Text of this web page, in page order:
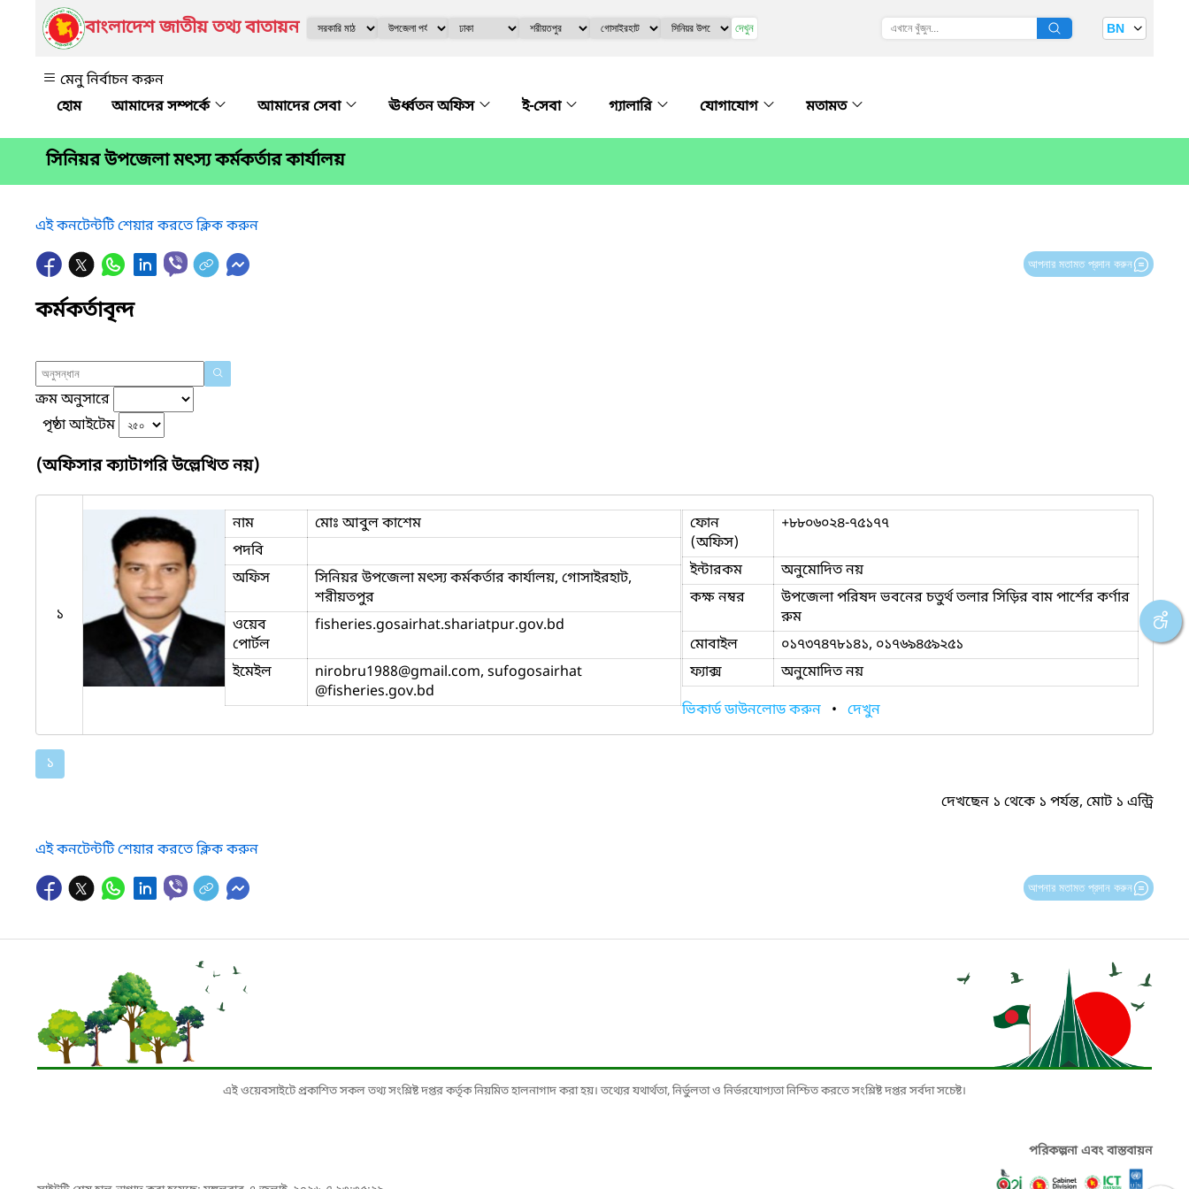
বাংলাদেশ জাতীয় তথ্য বাতায়ন দেখুন BN
মেনু নির্বাচন করুন
আমাদের সম্পর্কে
আমাদের সেবা ঊর্ধ্বতন অফিস ই-সেবা গ্যালারি যোগাযোগ মতামত
সিনিয়র উপজেলা মৎস্য কর্মকর্তার কার্যালয়
এই কনটেন্টটি শেয়ার করতে ক্লিক করুন
আপনার মতামত প্রদান করুন
কর্মকর্তাবৃন্দ
ক্রম অনুসারে
পৃষ্ঠা আইটেম
(অফিসার ক্যাটাগরি উল্লেখিত নয়)
১
নাম
মোঃ আবুল কাশেম
পদবি
অফিস
সিনিয়র উপজেলা মৎস্য কর্মকর্তার কার্যালয়, গোসাইরহাট,
শরীয়তপুর
ওয়েব
পোর্টল
fisheries.gosairhat.shariatpur.gov.bd
ইমেইল nirobru1988@gmail.com, sufogosairhat
@fisheries.gov.bd
ফোন
(অফিস)
+৮৮০৬০২৪-৭৫১৭৭
ইন্টারকম
অনুমোদিত নয়
কক্ষ নম্বর
উপজেলা পরিষদ ভবনের চতুর্থ তলার সিড়ির বাম পার্শের কর্ণার
রুম
মোবাইল
০১৭৩৭৪৭৮১৪১, ০১৭৬৯৪৫৯২৫১
ফ্যাক্স
অনুমোদিত নয়
ভিকার্ড ডাউনলোড করুন • দেখুন
১
দেখছেন ১ থেকে ১ পর্যন্ত, মোট ১ এন্ট্রি
এই কনটেন্টটি শেয়ার করতে ক্লিক করুন
আপনার মতামত প্রদান করুন
এই ওয়েবসাইটে প্রকাশিত সকল তথ্য সংশ্লিষ্ট দপ্তর কর্তৃক নিয়মিত হালনাগাদ করা হয়। তথ্যের যথার্থতা, নির্ভুলতা ও নির্ভরযোগ্যতা নিশ্চিত করতে সংশ্লিষ্ট দপ্তর সর্বদা সচেষ্ট।
পরিকল্পনা এবং বাস্তবায়ন